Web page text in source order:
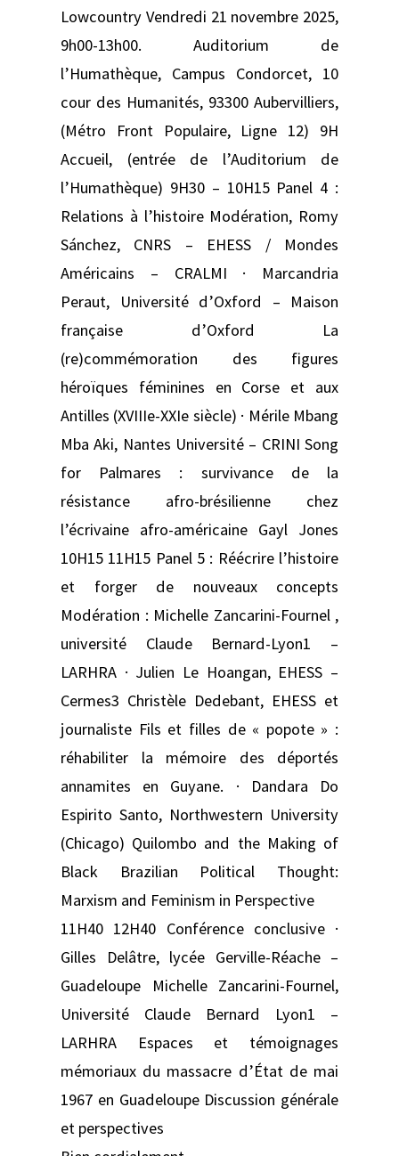
Lowcountry Vendredi 21 novembre 2025,
9h00-13h00. Auditorium de
l’Humathèque, Campus Condorcet, 10
cour des Humanités, 93300 Aubervilliers,
(Métro Front Populaire, Ligne 12) 9H
Accueil, (entrée de l’Auditorium de
l’Humathèque) 9H30 – 10H15 Panel 4 :
Relations à l’histoire Modération, Romy
Sánchez, CNRS – EHESS / Mondes
Américains – CRALMI · Marcandria
Peraut, Université d’Oxford – Maison
française d’Oxford La
(re)commémoration des figures
héroïques féminines en Corse et aux
Antilles (XVIIIe-XXIe siècle) · Mérile Mbang
Mba Aki, Nantes Université – CRINI Song
for Palmares : survivance de la
résistance afro-brésilienne chez
l’écrivaine afro-américaine Gayl Jones
10H15 11H15 Panel 5 : Réécrire l’histoire
et forger de nouveaux concepts
Modération : Michelle Zancarini-Fournel ,
université Claude Bernard-Lyon1 –
LARHRA · Julien Le Hoangan, EHESS –
Cermes3 Christèle Dedebant, EHESS et
journaliste Fils et filles de « popote » :
réhabiliter la mémoire des déportés
annamites en Guyane. · Dandara Do
Espirito Santo, Northwestern University
(Chicago) Quilombo and the Making of
Black Brazilian Political Thought:
Marxism and Feminism in Perspective
11H40 12H40 Conférence conclusive ·
Gilles Delâtre, lycée Gerville-Réache –
Guadeloupe Michelle Zancarini-Fournel,
Université Claude Bernard Lyon1 –
LARHRA Espaces et témoignages
mémoriaux du massacre d’État de mai
1967 en Guadeloupe Discussion générale
et perspectives